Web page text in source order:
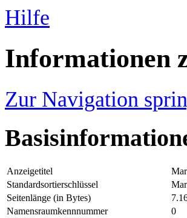
Hilfe
Informationen
Zur Navigation
Anzeigetitel
Standardsortierschlüssel
Seitenlänge (in Bytes)
Namensraumkennnummer
0